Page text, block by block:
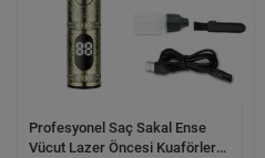
Profesyonel Saç Sakal Ense
Vücut Lazer Öncesi Kuaförlere